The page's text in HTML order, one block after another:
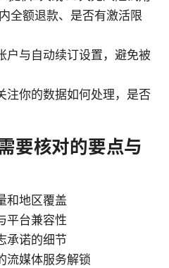
全额退款、是否有激活限
户与自动续订设置，避免被
注你的数据如何处理，是否
要核对的要点与
和地区覆盖
平台兼容性
承诺的细节
流媒体服务解锁